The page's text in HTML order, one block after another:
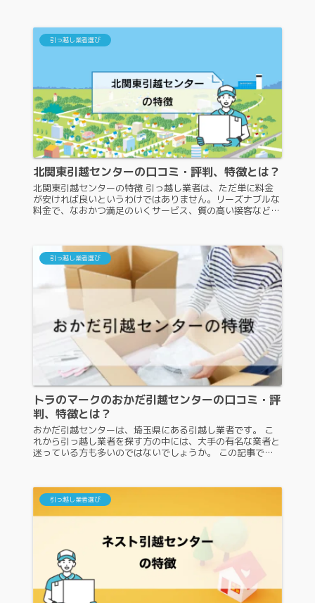
引っ越し業者選び
北関東引越センターの口コミ・評判、特徴とは？
北関東引越センターの特徴 引っ越し業者は、ただ単に料金
が安ければ良いというわけではありません。リーズナブルな
料金で、なおかつ満足のいくサービス、質の高い接客などを
引っ越し業者選び
トラのマークのおかだ引越センターの口コミ・評
判、特徴とは？
おかだ引越センターは、埼玉県にある引越し業者です。 こ
れから引っ越し業者を探す方の中には、大手の有名な業者と
迷っている方も多いのではないでしょうか。 この記事で
引っ越し業者選び